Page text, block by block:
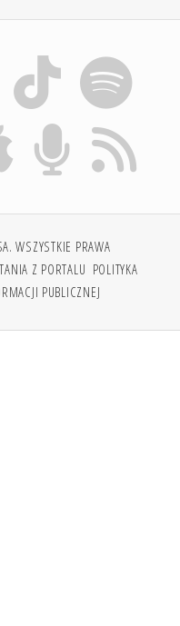
WSZYSTKIE PRAWA
Z PORTALU POLITYKA
PUBLICZNEJ